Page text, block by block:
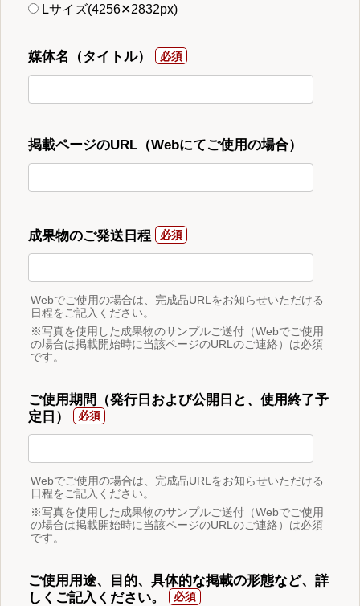
Lサイズ(4256✕2832px)
媒体名（タイトル）
掲載ページのURL（Webにてご使用の場合）
成果物のご発送日程
Webでご使用の場合は、完成品URLをお知らせいただける
日程をご記入ください。
※写真を使用した成果物のサンプルご送付（Webでご使用
の場合は掲載開始時に当該ページのURLのご連絡）は必須
です。
ご使用期間（発行日および公開日と、使用終了予
定日）
Webでご使用の場合は、完成品URLをお知らせいただける
日程をご記入ください。
※写真を使用した成果物のサンプルご送付（Webでご使用
の場合は掲載開始時に当該ページのURLのご連絡）は必須
です。
ご使用用途、目的、具体的な掲載の形態など、詳
しくご記入ください。